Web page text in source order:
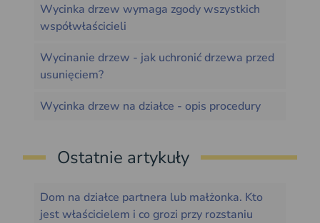
Wycinka drzew wymaga zgody wszystkich
współwłaścicieli
Wycinanie drzew - jak uchronić drzewa przed
usunięciem?
Wycinka drzew na działce - opis procedury
Ostatnie artykuły
Dom na działce partnera lub małżonka. Kto
jest właścicielem i co grozi przy rozstaniu